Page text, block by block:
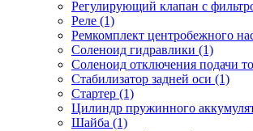
Регулирующий клапан с
Реле (1)
Ремкомплект центробежного
Соленоид гидравлики (1)
Соленоид отключения подачи
Стабилизатор задней оси (1)
Стартер (1)
Цилиндр пружинного
Шайба (1)